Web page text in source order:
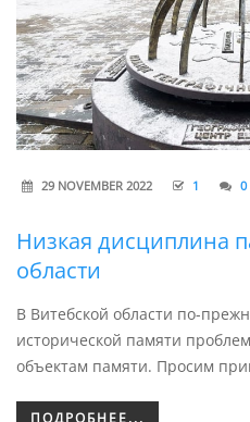
29 NOVEMBER 2022 1 0
Низкая дисциплина
области
В Витебской области по-
исторической памяти
объектам памяти. Просим